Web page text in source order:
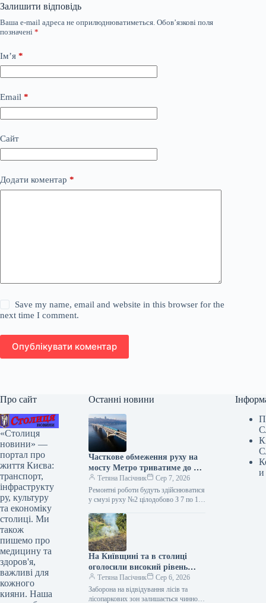
Залишити відповідь
Ваша e-mail адреса не оприлюднюватиметься. Обов’язкові поля
позначені *
Ім’я *
Email *
Сайт
Додати коментар *
Save my name, email and website in this browser for the
next time I comment.
Опублікувати коментар
Про сайт
«Столиця
новини» —
портал про
життя Києва:
транспорт,
інфраструкту
ру, культуру
та економіку
столиці. Ми
також
пишемо про
медицину та
здоров'я,
важливі для
кожного
кияни. Наша
Останні новини
Часткове обмеження руху на
мосту Метро триватиме до 10
серпня (візуалізація)
Тетяна Пасічник
Сер 7, 2026
Ремонтні роботи будуть здійснюватися
у смузі руху №2 цілодобово З 7 по 10
пересування мостом Метро.…
На Київщині та в столиці
оголосили високий рівень
пожежної небезпеки.
Тетяна Пасічник
Сер 6, 2026
Заборона на відвідування лісів та
лісопаркових зон залишається чинною
и